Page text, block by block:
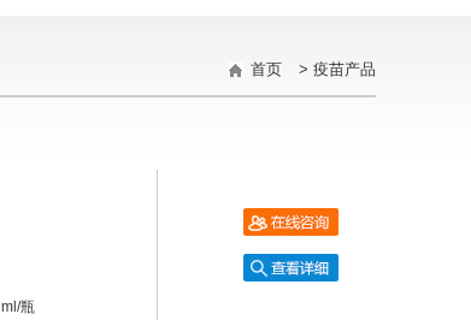
首页 > 疫苗产品
瓶